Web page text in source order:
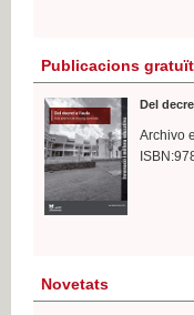
Publicacions
Del
Archivo
Novetats